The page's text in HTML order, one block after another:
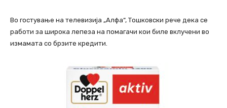
Во гостување на телевизија „Алфа“, Тошковски рече дека се
работи за широка лепеза на помагачи кои биле вклучени во
измамата со брзите кредити.